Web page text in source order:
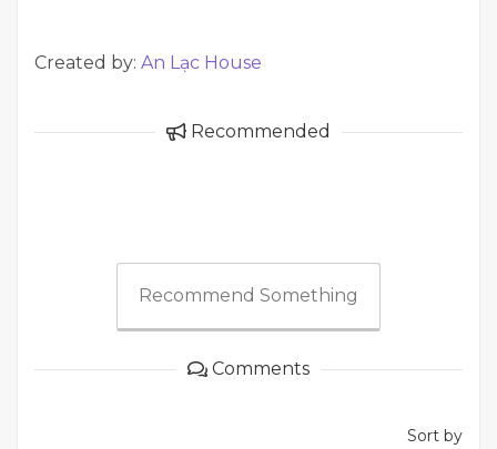
Created by: An Lạc House
Recommended
Recommend Something
Comments
Sort by